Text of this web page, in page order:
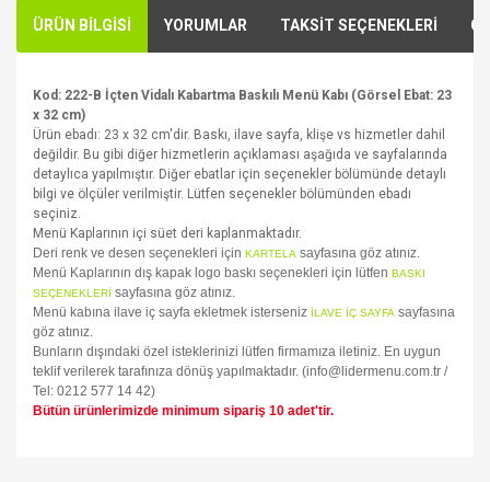
ÜRÜN BİLGİSİ YORUMLAR TAKSİT SEÇENEKLERİ
Kod: 222-B İçten Vidalı Kabartma Baskılı Menü Kabı (Görsel Ebat: 23
x 32 cm)
Ürün ebadı: 23 x 32 cm'dir. Baskı, ilave sayfa, klişe vs hizmetler dahil
değildir. Bu gibi diğer hizmetlerin açıklaması aşağıda ve sayfalarında
detaylıca yapılmıştır. Diğer ebatlar için seçenekler bölümünde detaylı
bilgi ve ölçüler verilmiştir. Lütfen seçenekler bölümünden ebadı
seçiniz.
Menü Kaplarının içi süet deri kaplanmaktadır.
Deri renk ve desen seçenekleri için KARTELA sayfasına göz atınız.
Menü Kaplarının dış kapak logo baskı seçenekleri için lütfen BASKI
SEÇENEKLERİ sayfasına göz atınız.
Menü kabına ilave iç sayfa ekletmek isterseniz İLAVE İÇ SAYFA sayfasına
göz atınız.
Bunların dışındaki özel isteklerinizi lütfen firmamıza iletiniz. En uygun
teklif verilerek tarafınıza dönüş yapılmaktadır. (info@lidermenu.com.tr /
Tel: 0212 577 14 42)
Bütün ürünlerimizde minimum sipariş 10 adet'tir.